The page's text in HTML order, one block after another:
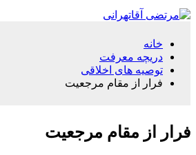
خانه
دریچه معرفت
توصیه های اخلاقی
فرار از مقام مرجعیت
فرار از مقام مرجعیت